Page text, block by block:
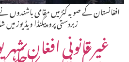
افغانستان کے صوبہ کنڑ میں مقامی باشندوں
زبردستی پروپیگنڈا ویڈیوز